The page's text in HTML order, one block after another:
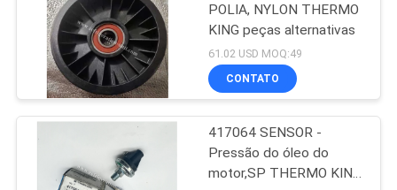
Isuzu Refrigerated
Truck
POLIA, NYLON THERMO
KING peças alternativas
61.02 USD MOQ:49
CONTATO
417064 SENSOR -
Pressão do óleo do
motor,SP THERMO KING